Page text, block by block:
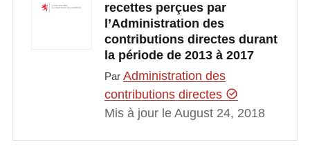
recettes perçues par
l’Administration des
contributions directes durant
la période de 2013 à 2017
Par Administration des
contributions directes
Mis à jour le August 24, 2018